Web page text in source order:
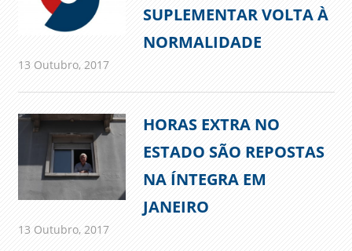
SUPLEMENTAR VOLTA À
NORMALIDADE
13 Outubro, 2017admin
Comunicados
HORAS EXTRA NO
ESTADO SÃO REPOSTAS
NA ÍNTEGRA EM
JANEIRO
13 Outubro, 2017admin
Imprensa